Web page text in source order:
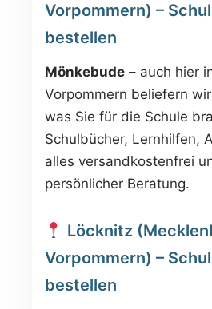
Vorpommern) –
bestellen
Mönkebude – auch hier
Vorpommern beliefern
was Sie für die Schule
Schulbücher, Lernhilfen,
alles versandkostenfrei
persönlicher Beratung.
Löcknitz
Vorpommern) –
bestellen